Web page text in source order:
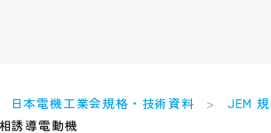
本電機工業会規格・技術資料
JEM
誘導電動機